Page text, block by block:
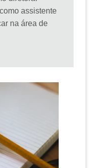
assistente
na área de